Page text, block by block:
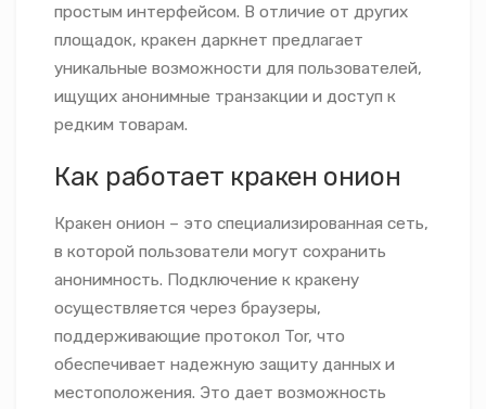
простым интерфейсом. В отличие от других
площадок, кракен даркнет предлагает
уникальные возможности для пользователей,
ищущих анонимные транзакции и доступ к
редким товарам.
Как работает кракен онион
Кракен онион – это специализированная сеть,
в которой пользователи могут сохранить
анонимность. Подключение к кракену
осуществляется через браузеры,
поддерживающие протокол Tor, что
обеспечивает надежную защиту данных и
местоположения. Это дает возможность